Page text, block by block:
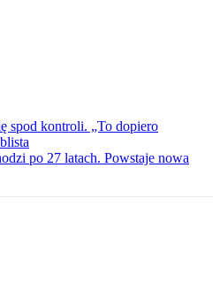
spod kontroli. „To dopiero
po 27 latach. Powstaje nowa